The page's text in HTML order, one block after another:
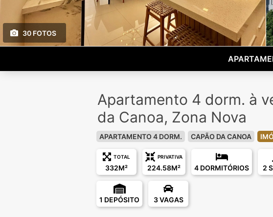
30 FOTOS
Apartamento 4 dorm. à
da Canoa, Zona Nova
APARTAMENTO 4 DORM. CAPÃO DA CANOA
TOTAL
332M²
PRIVATIVA
224.58M² 4 DORMITÓRIOS 2
1 DEPÓSITO 3 VAGAS